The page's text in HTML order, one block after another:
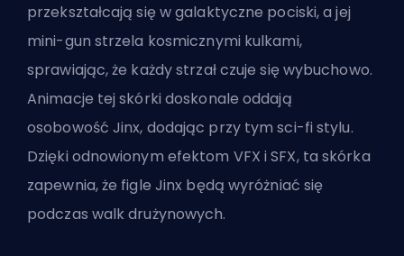
przekształcają się w galaktyczne pociski, a jej
mini-gun strzela kosmicznymi kulkami,
sprawiając, że każdy strzał czuje się wybuchowo.
Animacje tej skórki doskonale oddają
osobowość Jinx, dodając przy tym sci-fi stylu.
Dzięki odnowionym efektom VFX i SFX, ta skórka
zapewnia, że figle Jinx będą wyróżniać się
podczas walk drużynowych.